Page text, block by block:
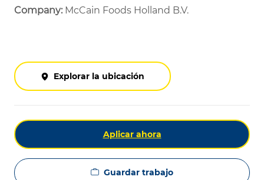
Company: McCain Foods Holland B.V.
Explorar la ubicación
Aplicar ahora
Guardar trabajo